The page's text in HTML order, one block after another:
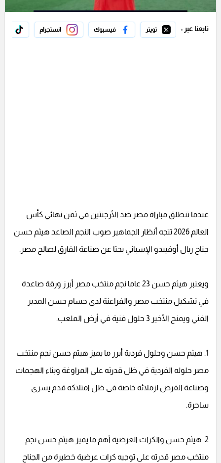
تابعنا عبر : تويتر فيسبوك انستجرام
عندما تنطلق مباراة مصر ضد الأرجنتين في ثمن نهائي كأس
العالم 2026 تتجه أنظار الجماهير صوب النجم الصاعد هيثم حسن
جناح ريال أوفييدو الإسباني بحثا عن صناعة الفارق لصالح مصر.
ويعتبر هيثم حسن 23 عاما نجم منتخب مصر أبرز ورقة صاعدة
في تشكيل منتخب مصر والفراعنة لدى حسام حسن المدير
الفني ويمنح الأخير 3 حلول فنية في أرض الملعب.
1. هيثم حسن وحلول فردية أبرز ما يميز هيثم حسن نجم منتخب
مصر حلوله الفردية في ظل قدرته على المراوغة وبناء الهجمات
وصناعة الفرص لزملائه خاصة في ظل امتلاكه قدم يسرى
ساحرة.
2. هيثم حسن والكرات العرضية أهم ما يميز هيثم حسن نجم
منتخب مصر قدرته على توجيه كرات عرضية خطيرة من الجناح